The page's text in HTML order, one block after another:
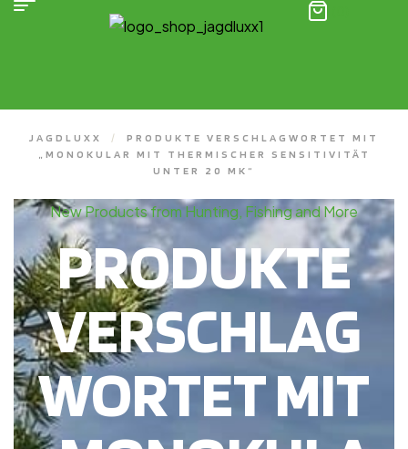
JAGDLUXX /
PRODUKTE VERSCHLAGWORTET MIT
„MONOKULAR MIT THERMISCHER SENSITIVITÄT
UNTER 20 MK“
New Products from Hunting, Fishing and More
PRODUKTE
VERSCHLAG
WORTET MIT